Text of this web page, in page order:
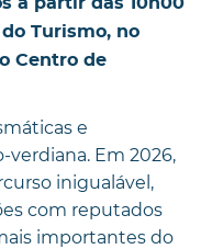
Turismo, no
Centro de
e
Em 2026,
inigualável,
com reputados
importantes do